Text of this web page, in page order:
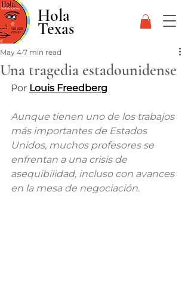
Hola
Texas
Una tragedia estadounidense
May 4 7 min read
Por Louis Freedberg
Aunque tienen uno de los trabajos
más importantes de Estados
Unidos, muchos profesores se
enfrentan a una crisis de
asequibilidad, incluso con avances
en la mesa de negociación.